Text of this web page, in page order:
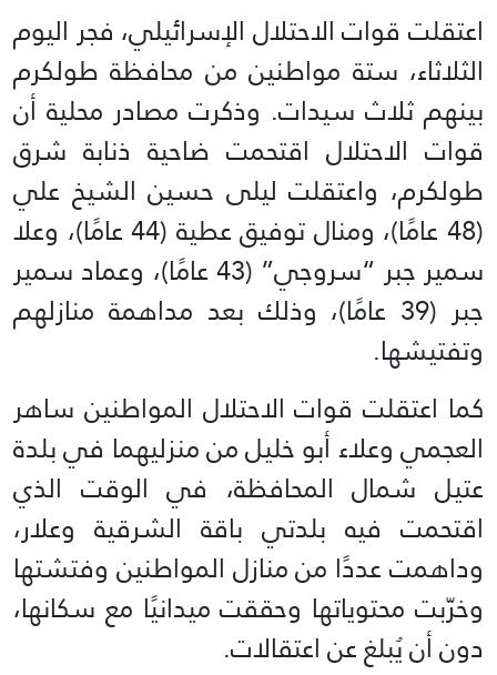
اعتقلت قوات الاحتلال الإسرائيلي، فجر اليوم
الثلاثاء، ستة مواطنين من محافظة طولكرم
بينهم ثلاث سيدات. وذكرت مصادر محلية أن
قوات الاحتلال اقتحمت ضاحية ذنابة شرق
طولكرم، واعتقلت ليلى حسين الشيخ علي
(48 عامًا)، ومنال توفيق عطية (44 عامًا)، وعلا
سمير جبر “سروجي” (43 عامًا)، وعماد سمير
جبر (39 عامًا)، وذلك بعد مداهمة منازلهم
وتفتيشها.
كما اعتقلت قوات الاحتلال المواطنين ساهر
العجمي وعلاء أبو خليل من منزليهما في بلدة
عتيل شمال المحافظة، في الوقت الذي
اقتحمت فيه بلدتي باقة الشرقية وعلار،
وداهمت عددًا من منازل المواطنين وفتشتها
وخرّبت محتوياتها وحققت ميدانيًا مع سكانها،
دون أن يُبلغ عن اعتقالات.